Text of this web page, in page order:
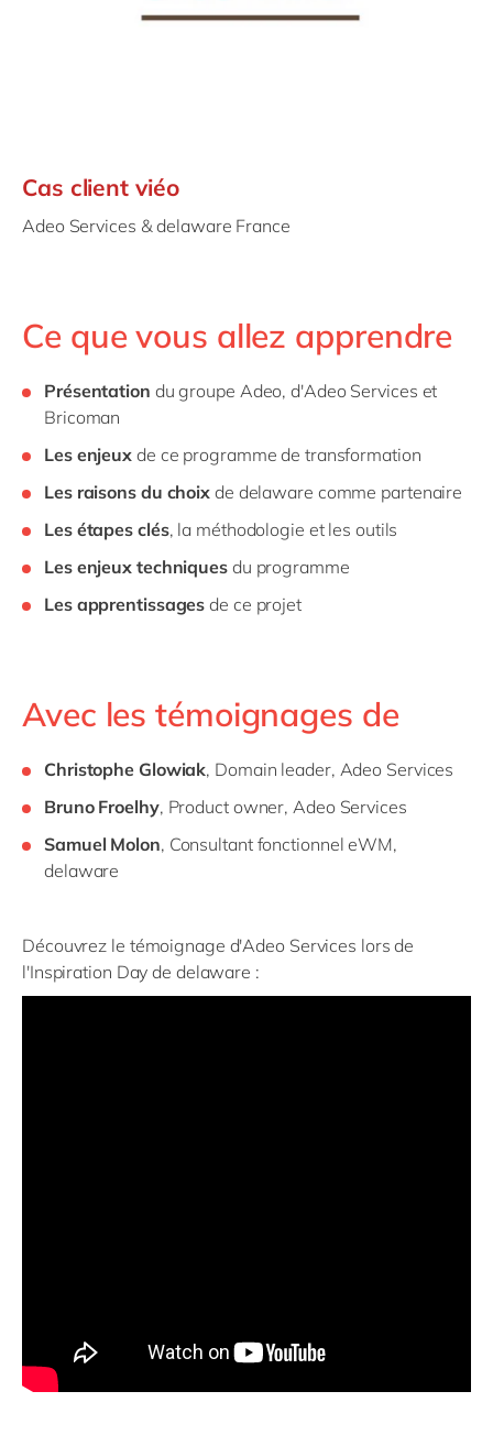
Cas client viéo
Adeo Services & delaware France
Ce que vous allez apprendre
Présentation du groupe Adeo, d'Adeo Services et
Bricoman
Les enjeux de ce programme de transformation
Les raisons du choix de delaware comme partenaire
Les étapes clés, la méthodologie et les outils
Les enjeux techniquesdu programme
Les apprentissages de ce projet
Avec les témoignages de
Christophe Glowiak, Domain leader, Adeo Services
Bruno Froelhy, Product owner, Adeo Services
Samuel Molon, Consultant fonctionnel eWM,
delaware
Découvrez le témoignage d'Adeo Services lors de
l'Inspiration Day de delaware :